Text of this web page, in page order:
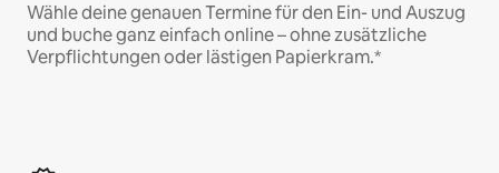
Wähle deine genauen Termine für den Ein- und Auszug
und buche ganz einfach online – ohne zusätzliche
Verpflichtungen oder lästigen Papierkram.*